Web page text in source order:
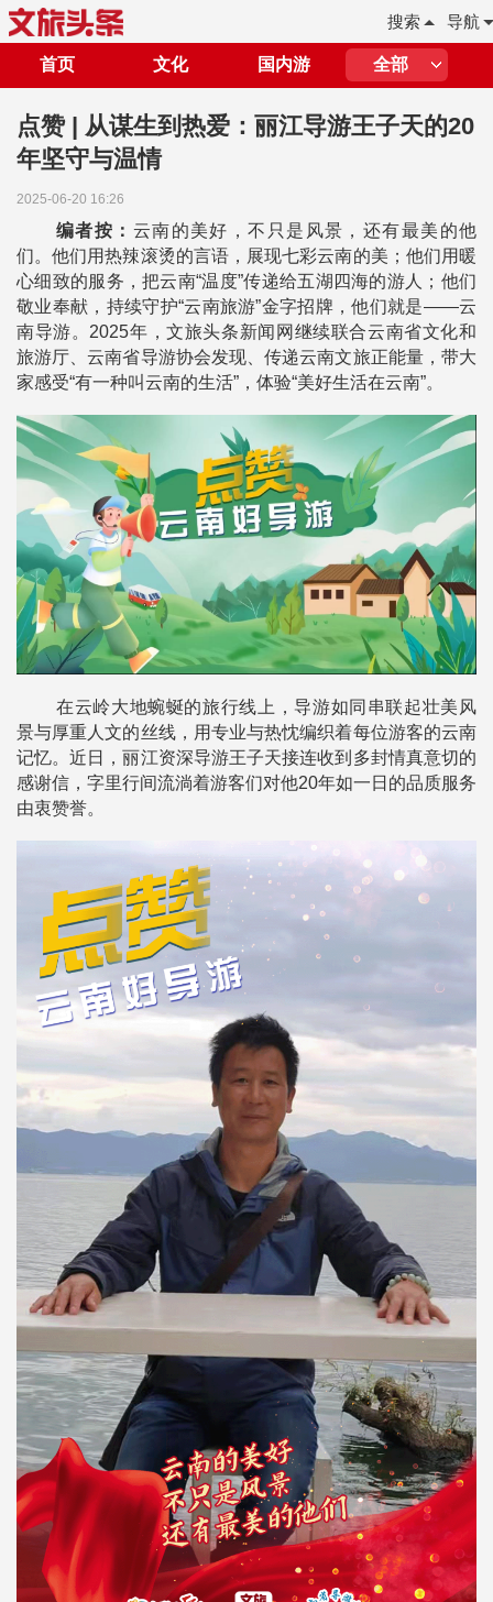
导航
搜索
首页 文化 国内游 全部
点赞 | 从谋生到热爱：丽江导游王子天的20
年坚守与温情
2025-06-20 16:26
编者按： 云南的美好，不只是风景，还有最美的他
们。他们用热辣滚烫的言语，展现七彩云南的美；他们用暖
心细致的服务，把云南“温度”传递给五湖四海的游人；他们
敬业奉献，持续守护“云南旅游”金字招牌，他们就是——云
南导游。2025年，文旅头条新闻网继续联合云南省文化和
旅游厅、云南省导游协会发现、传递云南文旅正能量，带大
家感受“有一种叫云南的生活”，体验“美好生活在云南”。
在云岭大地蜿蜒的旅行线上，导游如同串联起壮美风
景与厚重人文的丝线，用专业与热忱编织着每位游客的云南
记忆。近日，丽江资深导游王子天接连收到多封情真意切的
感谢信，字里行间流淌着游客们对他20年如一日的品质服务
由衷赞誉。